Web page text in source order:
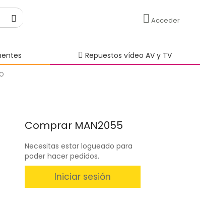
Acceder
Repuestos vídeo AV y TV
Comprar MAN2055
Necesitas estar logueado para
poder hacer pedidos.
Iniciar sesión